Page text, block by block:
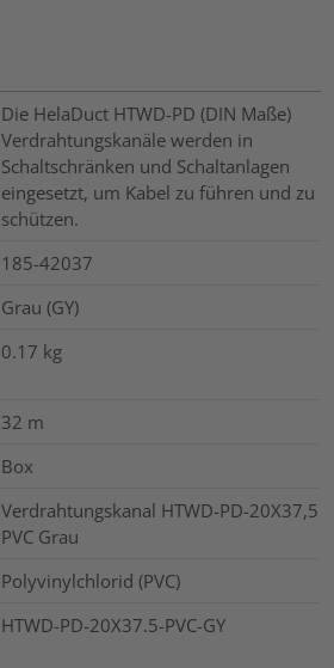
Die HelaDuct HTWD-PD (DIN Maße)
Verdrahtungskanäle werden in
Schaltschränken und Schaltanlagen
eingesetzt, um Kabel zu führen und zu
schützen.
185-42037
Grau (GY)
0.17 kg
32 m
Box
Verdrahtungskanal HTWD-PD-20X37,5
PVC Grau
Polyvinylchlorid (PVC)
HTWD-PD-20X37.5-PVC-GY